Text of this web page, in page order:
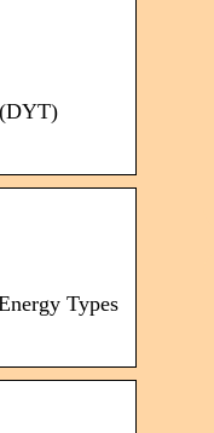
Types